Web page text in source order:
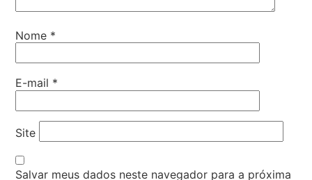
Nome *
E-mail *
Site
Salvar meus dados neste navegador para a próxima